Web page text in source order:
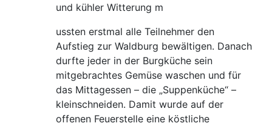
und kühler Witterung m
ussten erstmal alle Teilnehmer den
Aufstieg zur Waldburg bewältigen. Danach
durfte jeder in der Burgküche sein
mitgebrachtes Gemüse waschen und für
das Mittagessen – die „Suppenküche“ –
kleinschneiden. Damit wurde auf der
offenen Feuerstelle eine köstliche